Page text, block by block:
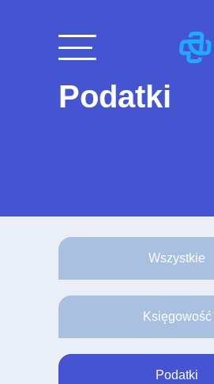
Podatki
Wszystkie
Księgowość
Podatki